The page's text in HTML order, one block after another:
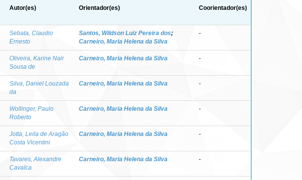
Autor(es) Orientador(es) Coorientador(es)
Sebata, Claudio
Ernesto
Santos, Wildson Luiz Pereira dos;
Carneiro, Maria Helena da Silva
-
Oliveira, Karine Nair
Sousa de
Carneiro, Maria Helena da Silva -
Silva, Daniel Louzada
da
Carneiro, Maria Helena da Silva -
Wollinger, Paulo
Roberto
Carneiro, Maria Helena da Silva -
Jotta, Leila de Aragão
Costa Vicentini
Carneiro, Maria Helena da Silva -
Tavares, Alexandre
Cavalca
Carneiro, Maria Helena da Silva -